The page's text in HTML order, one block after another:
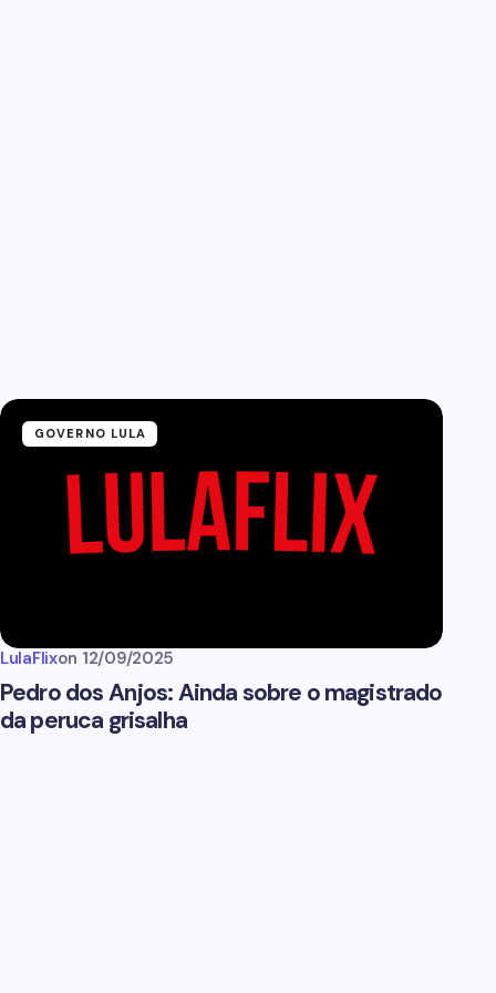
GOVERNO LULA
LulaFlixon 12/09/2025
Pedro dos Anjos: Ainda sobre o magistrado
da peruca grisalha